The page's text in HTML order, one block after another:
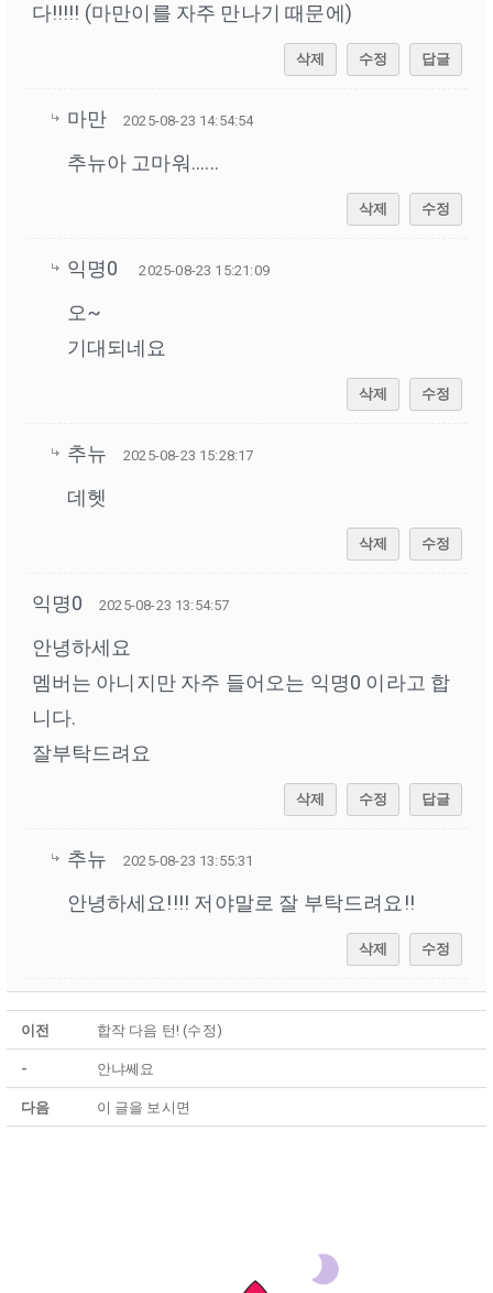
다!!!!! (마만이를 자주 만나기 때문에)
삭제 수정 답글
마만 2025-08-23 14:54:54
추뉴아 고마워......
삭제 수정
익명0 2025-08-23 15:21:09
오~
기대되네요
삭제 수정
추뉴 2025-08-23 15:28:17
데헷
삭제 수정
익명0 2025-08-23 13:54:57
안녕하세요
멤버는 아니지만 자주 들어오는 익명0 이라고 합
니다.
잘부탁드려요
삭제 수정 답글
추뉴 2025-08-23 13:55:31
안녕하세요!!!! 저야말로 잘 부탁드려요!!
삭제 수정
이전 합작 다음 턴! (수정)
- 안냐쎄요
다음 이 글을 보시면